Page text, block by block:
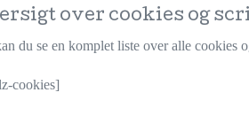
over cookies og
du se en komplet liste over alle cookies
cookies]